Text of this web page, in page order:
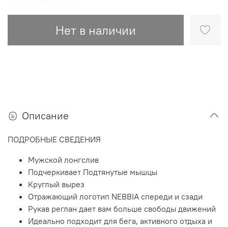
Нет в наличии
Описание
ПОДРОБНЫЕ СВЕДЕНИЯ
Мужской лонгслив
Подчеркивает Подтянутые мышцы
Круглый вырез
Отражающий логотип NEBBIA спереди и сзади
Рукав реглан дает вам больше свободы движений
Идеально подходит для бега, активного отдыха и